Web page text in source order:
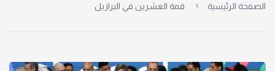
الصفحة الرئيسية قمة العشرين في البرازيل